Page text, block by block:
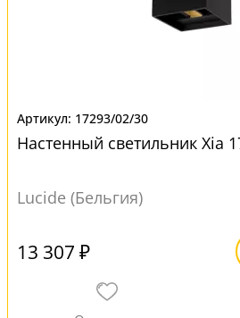
17293/02/30
Настенный светильник Xia
Lucide (Бельгия)
13 307 ₽